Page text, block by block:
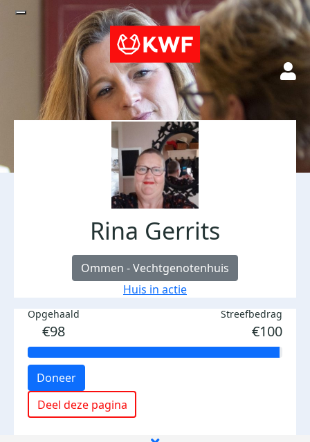
Rina Gerrits
Ommen - Vechtgenotenhuis
Huis in actie
Opgehaald
€98
Streefbedrag
€100
Doneer
Deel deze pagina